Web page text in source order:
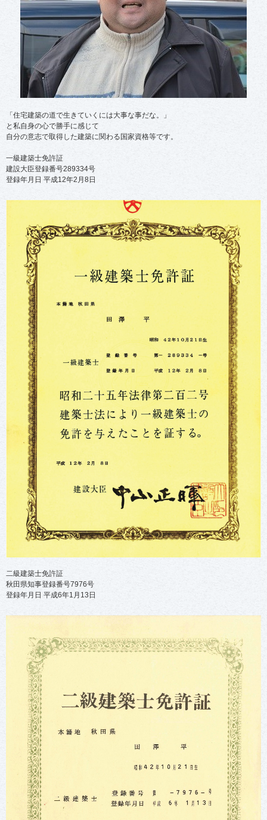
房
？
」
「住宅建築の道で生きていくには大事な事だな。」
と私自身の心で勝手に感じて
自分の意志で取得した建築に関わる国家資格等です。
一級建築士免許証
建設大臣登録番号289334号
登録年月日 平成12年2月8日
二級建築士免許証
秋田県知事登録番号7976号
登録年月日 平成6年1月13日